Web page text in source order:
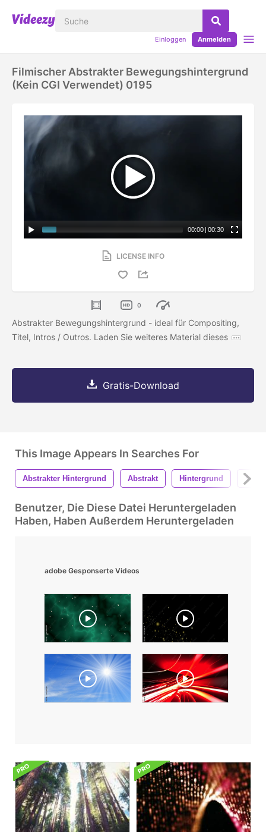
Einloggen Anmelden
Filmischer Abstrakter Bewegungshintergrund
(kein CGI Verwendet) 0195
00:00 | 00:30
LICENSE INFO
0
Abstrakter Bewegungshintergrund - ideal für Compositing,
Titel, Intros / Outros. Laden Sie weiteres Material dieses
Gratis-Download
This Image Appears In Searches For
Abstrakter Hintergrund Abstrakt Hintergrund
Benutzer, Die Diese Datei Heruntergeladen
Haben, Haben Außerdem Heruntergeladen
adobe Gesponserte Videos